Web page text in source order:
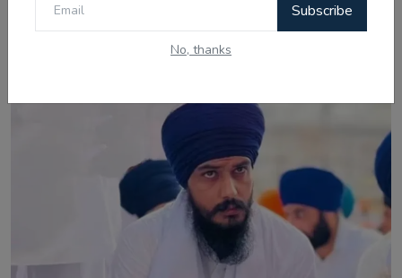
Subscribe
No, thanks
ਅੰਮ੍ਰਿਤਪਾਲ ਸਿੰਘ ਦੇ ਸਾਥੀਆਂ ਦੀ ਅਸਾਮ ਤੋਂ ਪੰਜਾਬ ਵਾਪਸੀ ਦੀ